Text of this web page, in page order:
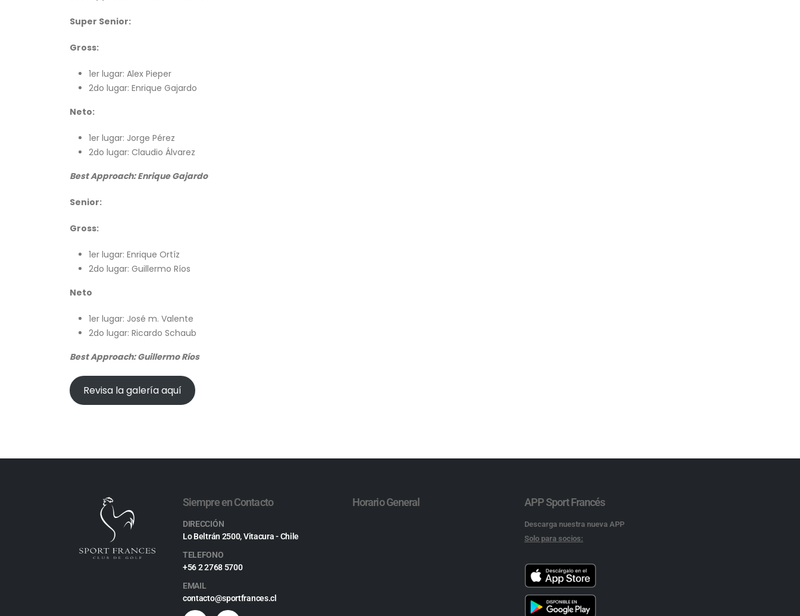
Super Senior:
Gross:
1er lugar: Alex Pieper
2do lugar: Enrique Gajardo
Neto:
1er lugar: Jorge Pérez
2do lugar: Claudio Álvarez
Best Approach: Enrique Gajardo
Senior:
Gross:
1er lugar: Enrique Ortíz
2do lugar: Guillermo Ríos
Neto
1er lugar: José m. Valente
2do lugar: Ricardo Schaub
Best Approach: Guillermo Ríos
Revisa la galería aquí
Siempre en Contacto
DIRECCIÓN
Lo Beltrán 2500, Vitacura - Chile
TELEFONO
+56 2 2768 5700
EMAIL
contacto@sportfrances.cl
Horario General APP Sport Francés
Descarga nuestra nueva APP
Solo para socios: